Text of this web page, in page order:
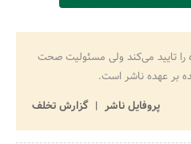
را تایید می‌کند ولی مسئولیت صحت
بر عهده ناشر است.
پروفایل ناشر
گزارش تخلف